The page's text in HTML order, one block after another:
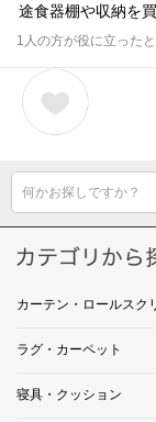
途食器棚や収納を
1人の方が役に立ったと
何かお探しですか？
カーテン・ロールスク
ラグ・カーペット
寝具・クッション